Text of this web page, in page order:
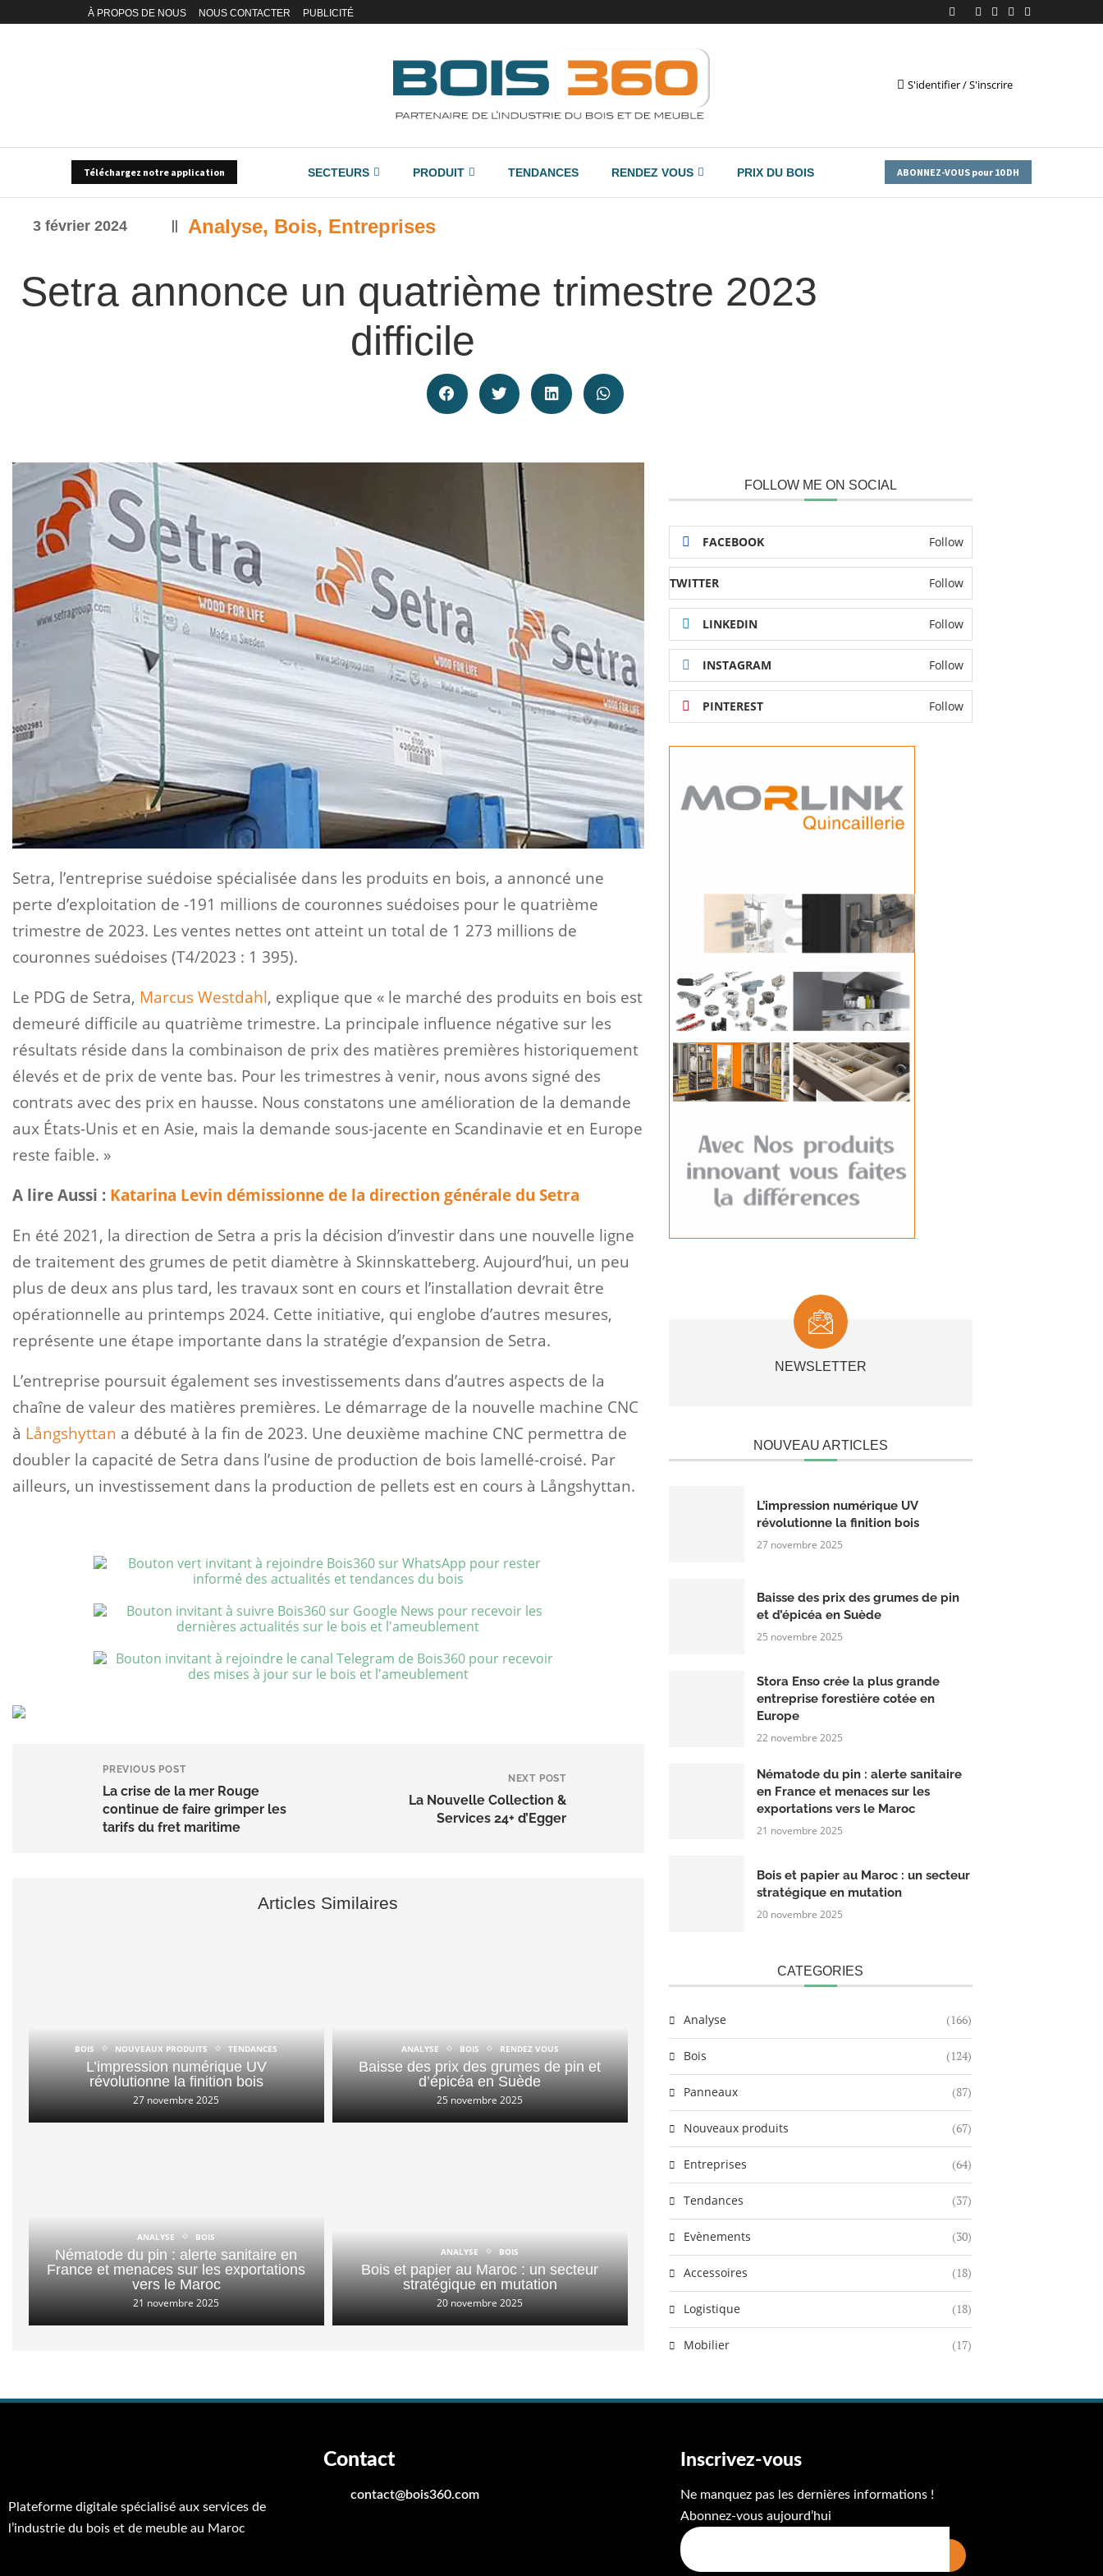
À PROPOS DE NOUS NOUS CONTACTER PUBLICITÉ
S'identifier / S'inscrire
Téléchargez notre application SECTEURS PRODUIT TENDANCES RENDEZ VOUS PRIX DU BOIS ABONNEZ-VOUS pour 10 DH
3 février 2024 Analyse, Bois, Entreprises
Setra annonce un quatrième trimestre 2023
difficile
Setra, l’entreprise suédoise spécialisée dans les produits en bois, a annoncé une
perte d’exploitation de -191 millions de couronnes suédoises pour le quatrième
trimestre de 2023. Les ventes nettes ont atteint un total de 1 273 millions de
couronnes suédoises (T4/2023 : 1 395).
Le PDG de Setra, Marcus Westdahl, explique que « le marché des produits en bois est
demeuré difficile au quatrième trimestre. La principale influence négative sur les
résultats réside dans la combinaison de prix des matières premières historiquement
élevés et de prix de vente bas. Pour les trimestres à venir, nous avons signé des
contrats avec des prix en hausse. Nous constatons une amélioration de la demande
aux États-Unis et en Asie, mais la demande sous-jacente en Scandinavie et en Europe
reste faible. »
A lire Aussi : Katarina Levin démissionne de la direction générale du Setra
En été 2021, la direction de Setra a pris la décision d’investir dans une nouvelle ligne
de traitement des grumes de petit diamètre à Skinnskatteberg. Aujourd’hui, un peu
plus de deux ans plus tard, les travaux sont en cours et l’installation devrait être
opérationnelle au printemps 2024. Cette initiative, qui englobe d’autres mesures,
représente une étape importante dans la stratégie d’expansion de Setra.
L’entreprise poursuit également ses investissements dans d’autres aspects de la
chaîne de valeur des matières premières. Le démarrage de la nouvelle machine CNC
à Långshyttan a débuté à la fin de 2023. Une deuxième machine CNC permettra de
doubler la capacité de Setra dans l’usine de production de bois lamellé-croisé. Par
ailleurs, un investissement dans la production de pellets est en cours à Långshyttan.
PREVIOUS POST
La crise de la mer Rouge
continue de faire grimper les
tarifs du fret maritime
NEXT POST
La Nouvelle Collection &
Services 24+ d’Egger
Articles Similaires
BOIS NOUVEAUX PRODUITS TENDANCES
L’impression numérique UV
révolutionne la finition bois
27 novembre 2025
ANALYSE BOIS RENDEZ VOUS
Baisse des prix des grumes de pin et
d’épicéa en Suède
25 novembre 2025
ANALYSE BOIS
Nématode du pin : alerte sanitaire en
France et menaces sur les exportations
vers le Maroc
21 novembre 2025
ANALYSE BOIS
Bois et papier au Maroc : un secteur
stratégique en mutation
20 novembre 2025
FOLLOW ME ON SOCIAL
FACEBOOK Follow
TWITTER Follow
LINKEDIN Follow
INSTAGRAM Follow
PINTEREST Follow
NEWSLETTER
NOUVEAU ARTICLES
L’impression numérique UV
révolutionne la finition bois
27 novembre 2025
Baisse des prix des grumes de pin
et d’épicéa en Suède
25 novembre 2025
Stora Enso crée la plus grande
entreprise forestière cotée en
Europe
22 novembre 2025
Nématode du pin : alerte sanitaire
en France et menaces sur les
exportations vers le Maroc
21 novembre 2025
Bois et papier au Maroc : un secteur
stratégique en mutation
20 novembre 2025
CATEGORIES
Analyse (166)
Bois (124)
Panneaux (87)
Nouveaux produits (67)
Entreprises (64)
Tendances (37)
Evènements (30)
Accessoires (18)
Logistique (18)
Mobilier (17)
Plateforme digitale spécialisé aux services de
l’industrie du bois et de meuble au Maroc
Contact
contact@bois360.com
Inscrivez-vous
Ne manquez pas les dernières informations !
Abonnez-vous aujourd’hui